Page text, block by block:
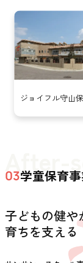
ジョイフル守山
03学童保育
子どもの健や
育ちを支える